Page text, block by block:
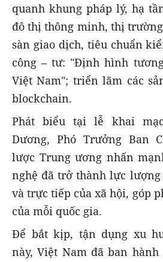
quanh khung pháp lý, hạ
đô thị thông minh, thị
sàn giao dịch, tiêu chuẩn
công – tư: "Định hình
Việt Nam"; triển lãm các
blockchain.
Phát biểu tại lễ khai
Dương, Phó Trưởng Ban
lược Trung ương nhấn
nghệ đã trở thành lực lượng
và trực tiếp của xã hội, góp
của mỗi quốc gia.
Để bắt kịp, tận dụng xu
này, Việt Nam đã ban